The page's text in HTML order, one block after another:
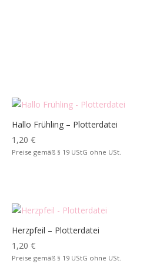
Hallo Frühling – Plotterdatei
1,20 €
Preise gemäß § 19 UStG ohne USt.
Herzpfeil – Plotterdatei
1,20 €
Preise gemäß § 19 UStG ohne USt.